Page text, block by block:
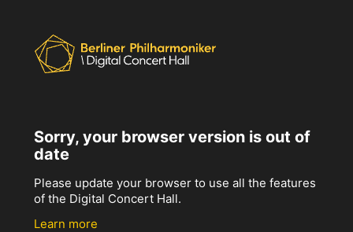
Sorry, your browser version is out of
date
Please update your browser to use all the features
of the Digital Concert Hall.
Learn more